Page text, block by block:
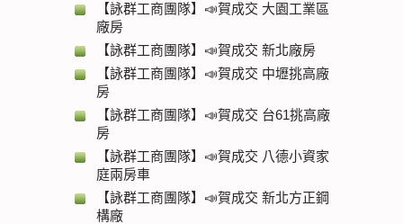
【詠群工商團隊】📣賀成交 大園工業區
廠房
【詠群工商團隊】📣賀成交 新北廠房
【詠群工商團隊】📣賀成交 中壢挑高廠
房
【詠群工商團隊】📣賀成交 台61挑高廠
房
【詠群工商團隊】📣賀成交 八德小資家
庭兩房車
【詠群工商團隊】📣賀成交 新北方正鋼
構廠